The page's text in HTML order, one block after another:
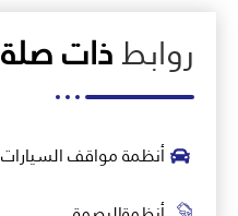
روابطذات صلة
أنظمة مواقف السيارات